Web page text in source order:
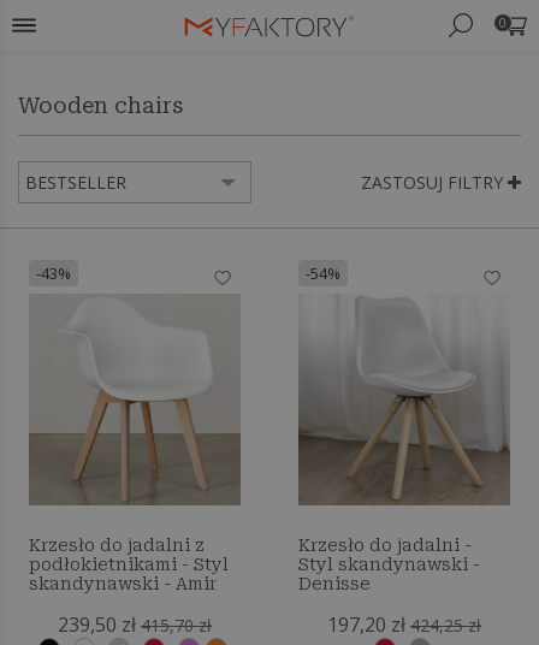
0
Wooden chairs
ZASTOSUJ FILTRY
-43%
Krzesło do jadalni z
podłokietnikami - Styl
skandynawski - Amir
239,50 zł 415,70 zł
-54%
Krzesło do jadalni -
Styl skandynawski -
Denisse
197,20 zł 424,25 zł